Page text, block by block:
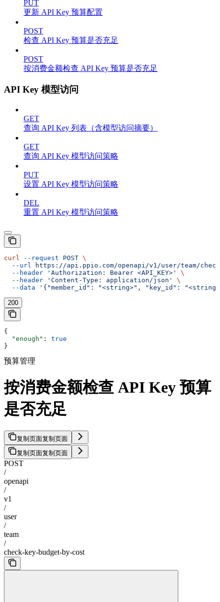
PUT
更新 API Key 预算配置
POST
检查 API Key 预算是否充足
POST
按消费金额检查 API Key 预算是否充足
API Key 模型访问
GET
查询 API Key 列表（含模型访问摘要）
GET
查询 API Key 模型访问策略
PUT
设置 API Key 模型访问策略
DEL
重置 API Key 模型访问策略
curl --request POST \
  --url
https://api.ppio.com/openapi/v1/user/team/
  --header
'Authorization: Bearer <API_KEY>'
\
  --header
'Content-Type: application/json'
\
  --data
'{"member_id": "<string>", "key_id":
200
{
  "enough"
: true
}
预算管理
按消费金额检查 API Key 预算
是否充足
复制页面复制页面
复制页面复制页面
POST
/
openapi
/
v1
/
user
/
team
/
check-key-budget-by-cost